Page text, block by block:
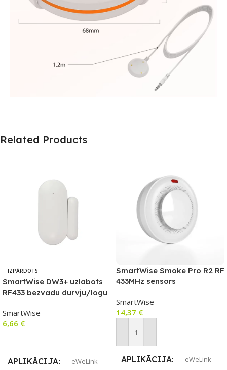
Related Products
IZPĀRDOTS
SmartWise DW3+ uzlabots
RF433 bezvadu durvju/logu
eWeLink)
SmartWise
6,66 €
APLIKĀCIJA eWeLink
SmartWise Smoke Pro R2 RF
433MHz sensors
SmartWise
14,37 €
Pievienot Grozam
APLIKĀCIJA eWeLink